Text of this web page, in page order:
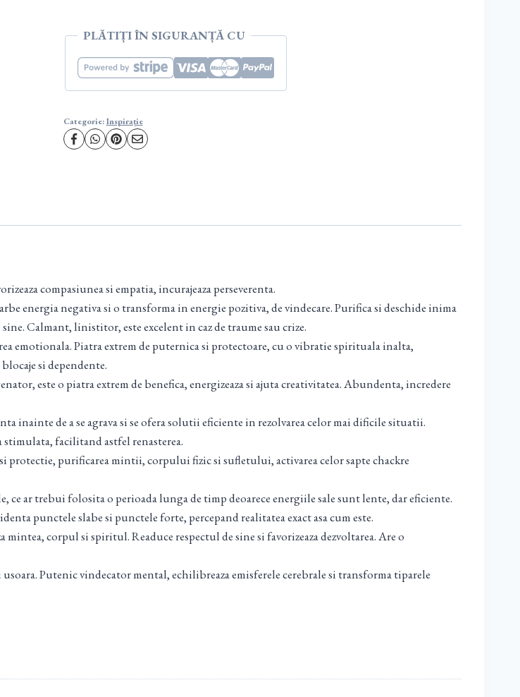
PLĂTIȚI ÎN SIGURANȚĂ CU
Categorie:Inspirație
compasiunea si empatia, incurajeaza perseverenta.
energia negativa si o transforma in energie pozitiva, de vindecare. Purifica si deschide inima
Calmant, linistitor, este excelent in caz de traume sau crize.
emotionala. Piatra extrem de puternica si protectoare, cu o vibratie spirituala inalta,
si dependente.
este o piatra extrem de benefica, energizeaza si ajuta creativitatea. Abundenta, incredere
inainte de a se agrava si se ofera solutii eficiente in rezolvarea celor mai dificile situatii.
facilitand astfel renasterea.
purificarea mintii, corpului fizic si sufletului, activarea celor sapte chackre
ce ar trebui folosita o perioada lunga de timp deoarece energiile sale sunt lente, dar eficiente.
punctele slabe si punctele forte, percepand realitatea exact asa cum este.
corpul si spiritul. Readuce respectul de sine si favorizeaza dezvoltarea. Are o
Putenic vindecator mental, echilibreaza emisferele cerebrale si transforma tiparele